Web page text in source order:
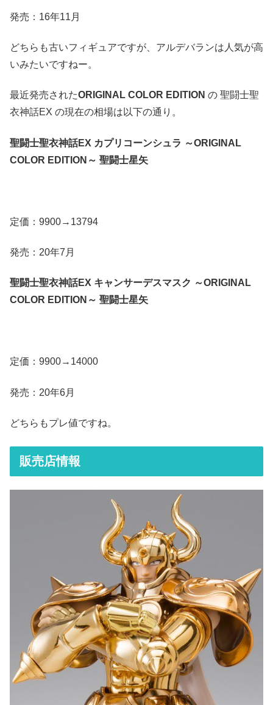
発売：16年11月
どちらも古いフィギュアですが、アルデバランは人気が高
いみたいですねー。
最近発売されたORIGINAL COLOR EDITION の 聖闘士聖
衣神話EX の現在の相場は以下の通り。
聖闘士聖衣神話EX カプリコーンシュラ ～ORIGINAL
COLOR EDITION～ 聖闘士星矢
定価：9900→13794
発売：20年7月
聖闘士聖衣神話EX キャンサーデスマスク ～ORIGINAL
COLOR EDITION～ 聖闘士星矢
定価：9900→14000
発売：20年6月
どちらもプレ値ですね。
販売店情報